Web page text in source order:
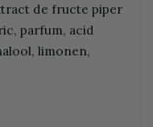
de fructe piper
parfum, acid
limonen,